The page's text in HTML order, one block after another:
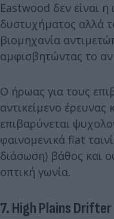
Eastwood δεν είναι η
δυστυχήματος αλλά
βιομηχανία
αμφισβητώντας το
Ο ήρωας για τους
αντικείμενο έρευνας
επιβαρύνεται
φαινομενικά flat
διάσωση) βάθος και
οπτική γωνία.
7. High Plains